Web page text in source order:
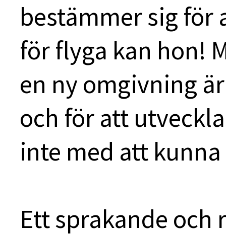
bestämmer sig för
för flyga kan hon!
en ny omgivning
och för att
inte med att
Ett sprakande